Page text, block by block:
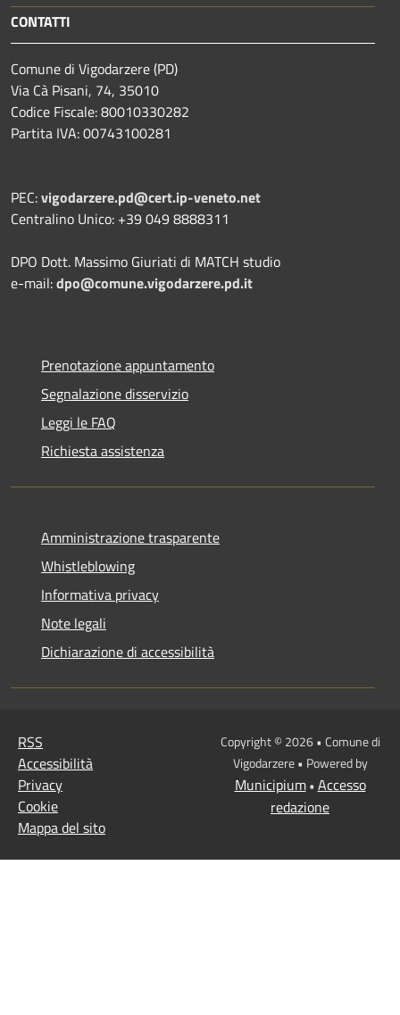
CONTATTI
Comune di Vigodarzere (PD)
Via Cà Pisani, 74, 35010
Codice Fiscale: 80010330282
Partita IVA: 00743100281
PEC:vigodarzere.pd@cert.ip-veneto.net
Centralino Unico: +39 049 8888311
DPO Dott. Massimo Giuriati di MATCH studio
e-mail:dpo@comune.vigodarzere.pd.it
Prenotazione appuntamento
Segnalazione disservizio
Leggi le FAQ
Richiesta assistenza
Amministrazione trasparente
Whistleblowing
Informativa privacy
Note legali
Dichiarazione di accessibilità
RSS
Accessibilità
Privacy
Cookie
Mappa del sito
Copyright © 2026 • Comune di
Vigodarzere • Powered by
Municipium• Accesso
redazione